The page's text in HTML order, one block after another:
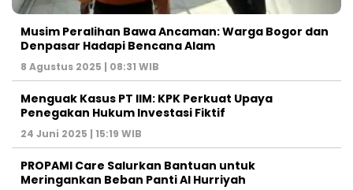
Musim Peralihan Bawa Ancaman: Warga Bogor dan
Denpasar Hadapi Bencana Alam
8 Agustus 2025 | 08:31 WIB
Menguak Kasus PT IIM: KPK Perkuat Upaya
Penegakan Hukum Investasi Fiktif
24 Juni 2025 | 15:19 WIB
PROPAMI Care Salurkan Bantuan untuk
Meringankan Beban Panti Al Hurriyah